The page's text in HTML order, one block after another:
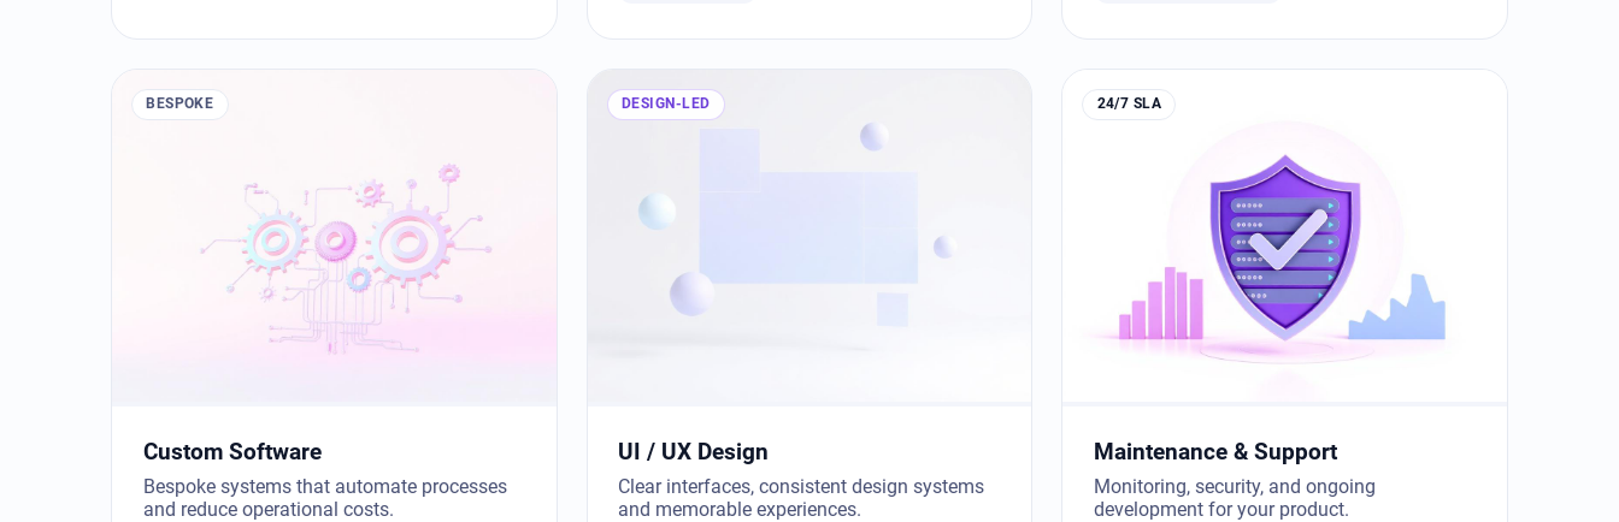
BESPOKE
Custom Software
Bespoke systems that automate processes
and reduce operational costs.
DESIGN-LED
UI / UX Design
Clear interfaces, consistent design systems
and memorable experiences.
24/7 SLA
Maintenance & Support
Monitoring, security, and ongoing
development for your product.